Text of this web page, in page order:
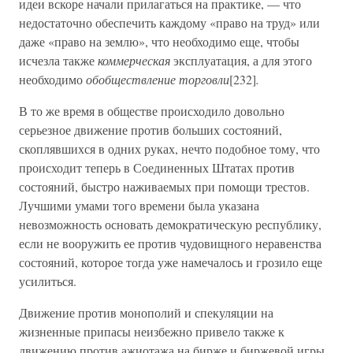
идеи вскоре начали прилагаться на практике, — что
недостаточно обеспечить каждому «право на труд» или
даже «право на землю», что необходимо еще, чтобы
исчезла такжекоммерческаяэксплуатация, а для этого
необходимообобществление торговли[232].
В то же время в обществе происходило довольно
серьезное движение против больших состояний,
скоплявшихся в одних руках, нечто подобное тому, что
происходит теперь в Соединенных Штатах против
состояний, быстро наживаемых при помощи трестов.
Лучшими умами того времени была указана
невозможность основать демократическую республику,
если не вооружить ее против чудовищного неравенства
состояний, которое тогда уже намечалось и грозило еще
усилиться.
Движение против монополий и спекуляции на
жизненные припасы неизбежно привело также к